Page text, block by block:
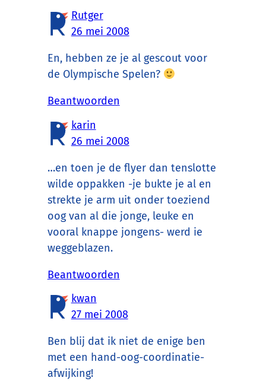
Rutger
26 mei 2008
En, hebben ze je al gescout voor
de Olympische Spelen?
Beantwoorden
karin
26 mei 2008
…en toen je de flyer dan tenslotte
wilde oppakken -je bukte je al en
strekte je arm uit onder toeziend
oog van al die jonge, leuke en
vooral knappe jongens- werd ie
weggeblazen.
Beantwoorden
kwan
27 mei 2008
Ben blij dat ik niet de enige ben
met een hand-oog-coordinatie-
afwijking!